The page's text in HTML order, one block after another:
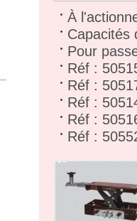
À
Capacités
Pour
Réf :
Réf :
Réf :
Réf :
Réf :